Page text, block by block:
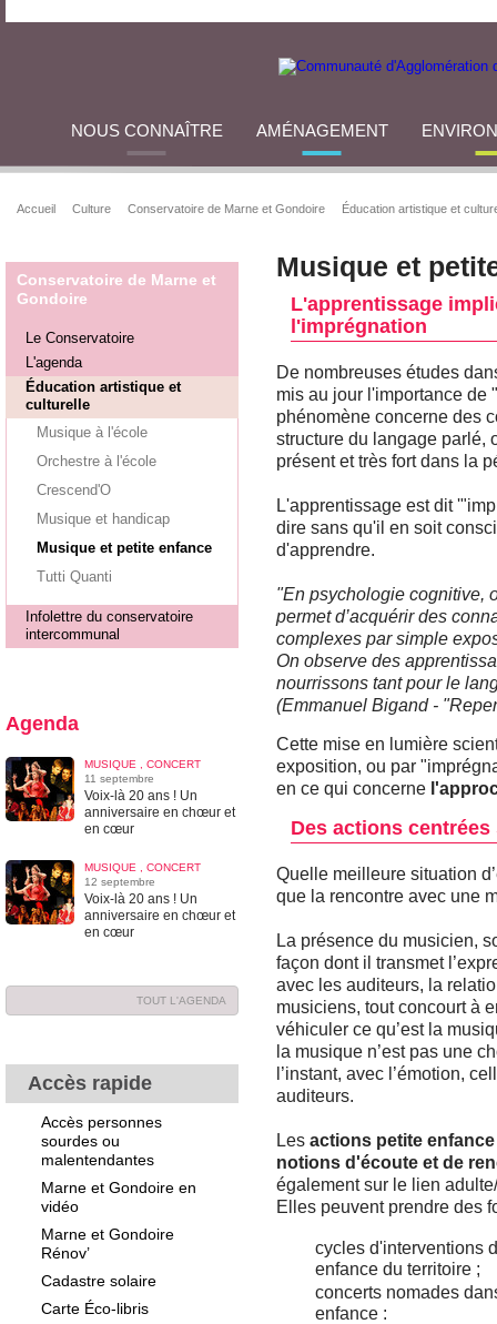
NOUS CONNAÎTRE AMÉNAGEMENT
Accueil Culture Conservatoire de Marne et Gondoire Éducation artistique et
Conservatoire de Marne et
Gondoire
Le Conservatoire
L'agenda
Éducation artistique et
culturelle
Musique à l'école
Orchestre à l'école
Crescend'O
Musique et handicap
Musique et petite enfance
Tutti Quanti
Infolettre du conservatoire
intercommunal
Agenda
MUSIQUE , CONCERT
11 septembre
Voix-là 20 ans ! Un
anniversaire en chœur et
en cœur
MUSIQUE , CONCERT
12 septembre
Voix-là 20 ans ! Un
anniversaire en chœur et
en cœur
TOUT L'AGENDA
Accès rapide
Accès personnes
sourdes ou
malentendantes
Marne et Gondoire en
vidéo
Marne et Gondoire
Rénov’
Cadastre solaire
Carte Éco-libris
Musique et
L'apprentissage
l'imprégnation
De nombreuses études
mis au jour l'importance de "
phénomène concerne des
structure du langage parlé,
présent et très fort dans la
L'apprentissage est dit
dire sans qu'il en soit
d'apprendre.
"En psychologie cognitive,
permet d’acquérir des
complexes par simple
On observe des
nourrissons tant pour le
(Emmanuel Bigand -
Cette mise en lumière
exposition, ou par
en ce qui concerne
Des actions
Quelle meilleure situation
que la rencontre avec une
La présence du musicien,
façon dont il transmet
avec les auditeurs, la
musiciens, tout concourt à
véhiculer ce qu’est la
la musique n’est pas une
l’instant, avec l’émotion,
auditeurs.
Les actions petite enfance
notions d'écoute et de
également sur le lien
Elles peuvent prendre des
cycles d'interventions
enfance du territoire ;
concerts nomades
enfance :